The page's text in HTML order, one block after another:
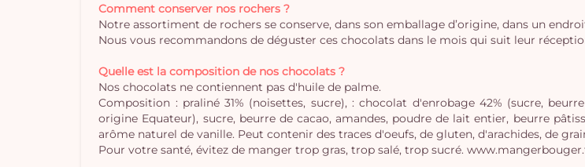
Comment conserver nos rochers ?
Notre assortiment de rochers se conserve, dans son emballage d’origine, dans un
Nous vous recommandons de déguster ces chocolats dans le mois qui suit leur
Quelle est la composition de nos chocolats ?
Nos chocolats ne contiennent pas d'huile de palme.
Composition : praliné 31% (noisettes, sucre), : chocolat d'enrobage 42% (sucre,
origine Equateur), sucre, beurre de cacao, amandes, poudre de lait entier, beurre
arôme naturel de vanille. Peut contenir des traces d'oeufs, de gluten, d'arachides, de
Pour votre santé, évitez de manger trop gras, trop salé, trop sucré.